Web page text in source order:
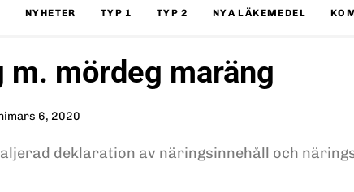
NYHETER TYP 1 TYP 2 NYA LÄKEMEDEL
mördeg maräng
mars 6, 2020
deklaration av näringsinnehåll och